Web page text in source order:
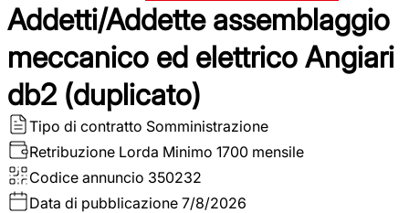
Addetti/Addette assemblaggio
meccanico ed elettrico Angiari
db2 (duplicato)
Tipo di contratto Somministrazione
Retribuzione Lorda Minimo 1700 mensile
Codice annuncio 350232
Data di pubblicazione 7/8/2026